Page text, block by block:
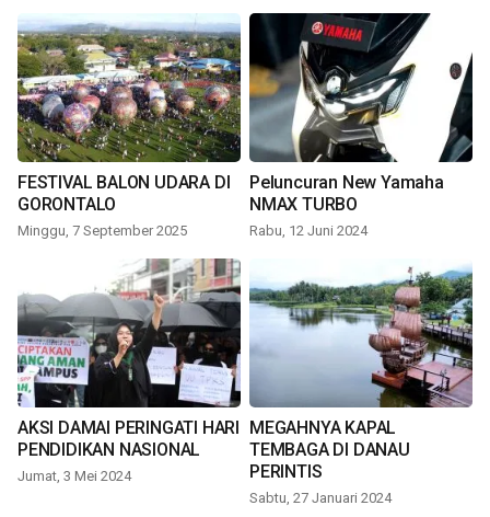
FESTIVAL BALON UDARA DI
GORONTALO
Minggu, 7 September 2025
Peluncuran New Yamaha
NMAX TURBO
Rabu, 12 Juni 2024
AKSI DAMAI PERINGATI HARI
PENDIDIKAN NASIONAL
Jumat, 3 Mei 2024
MEGAHNYA KAPAL
TEMBAGA DI DANAU
PERINTIS
Sabtu, 27 Januari 2024